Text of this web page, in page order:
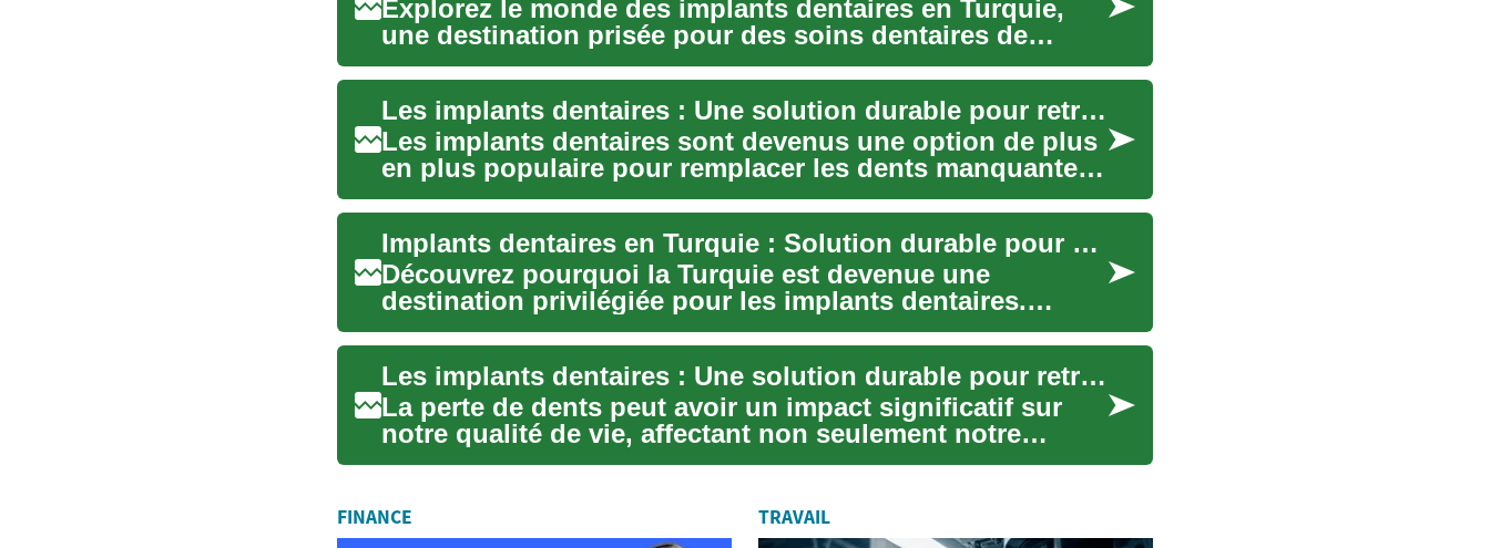
Explorez le monde des implants dentaires en Turquie,
une destination prisée pour des soins dentaires de
qualité à pri...
Les implants dentaires : Une solution durable pour retrouver votre sourire en Turquie
Les implants dentaires sont devenus une option de plus
en plus populaire pour remplacer les dents manquantes
et retro...
Implants dentaires en Turquie : Solution durable pour un sourire radieux
Découvrez pourquoi la Turquie est devenue une
destination privilégiée pour les implants dentaires.
Explorez les avant...
Les implants dentaires : Une solution durable pour retrouver votre sourire en Turquie
La perte de dents peut avoir un impact significatif sur
notre qualité de vie, affectant non seulement notre
apparence...
FINANCE TRAVAIL